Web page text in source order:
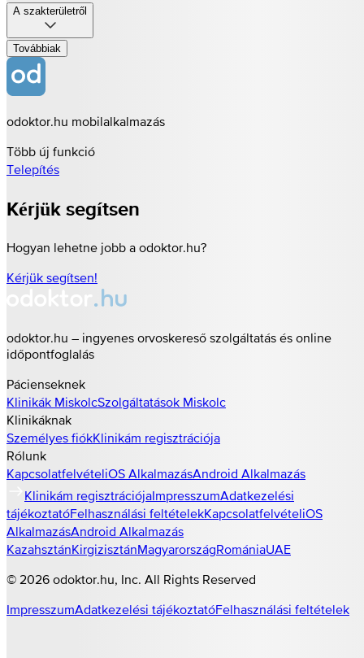
A szakterületről
Továbbiak
odoktor.hu mobilalkalmazás
Több új funkció
Telepítés
Kérjük segítsen
Hogyan lehetne jobb a odoktor.hu?
Kérjük segítsen!
odoktor.hu – ingyenes orvoskereső szolgáltatás és online
időpontfoglalás
Pácienseknek
Klinikák MiskolcSzolgáltatások Miskolc
Klinikáknak
Személyes fiókKlinikám regisztrációja
Rólunk
KapcsolatfelvételiOS AlkalmazásAndroid Alkalmazás
Klinikám regisztrációjaImpresszumAdatkezelési
tájékoztatóFelhasználási feltételekKapcsolatfelvételiOS
AlkalmazásAndroid Alkalmazás
KazahsztánKirgizisztánMagyarországRomániaUAE
© 2026 odoktor.hu , Inc. All Rights Reserved
ImpresszumAdatkezelési tájékoztatóFelhasználási feltételek